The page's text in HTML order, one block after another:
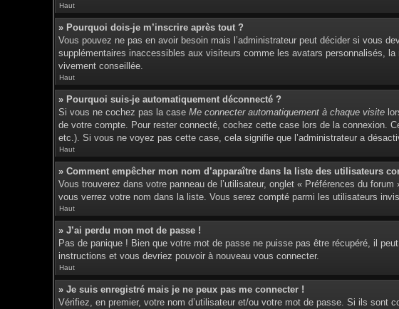
Haut
» Pourquoi dois-je m’inscrire après tout ?
Vous pouvez ne pas en avoir besoin mais l’administrateur peut décider si vous
supplémentaires inaccessibles aux visiteurs comme les avatars personnalisés, la
vivement conseillée.
Haut
» Pourquoi suis-je automatiquement déconnecté ?
Si vous ne cochez pas la case Me connecter automatiquement à chaque visite
de votre compte. Pour rester connecté, cochez cette case lors de la connexion.
etc.). Si vous ne voyez pas cette case, cela signifie que l’administrateur a
Haut
» Comment empêcher mon nom d’apparaître dans la liste des utilisateurs
Vous trouverez dans votre panneau de l’utilisateur, onglet « Préférences du forum
vous verrez votre nom dans la liste. Vous serez compté parmi les utilisateurs
Haut
» J’ai perdu mon mot de passe !
Pas de panique ! Bien que votre mot de passe ne puisse pas être récupéré, il
instructions et vous devriez pouvoir à nouveau vous connecter.
Haut
» Je suis enregistré mais je ne peux pas me connecter !
Vérifiez, en premier, votre nom d’utilisateur et/ou votre mot de passe. Si ils